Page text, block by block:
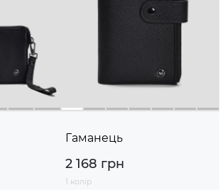
Гаманець
2 168 грн
1 колір